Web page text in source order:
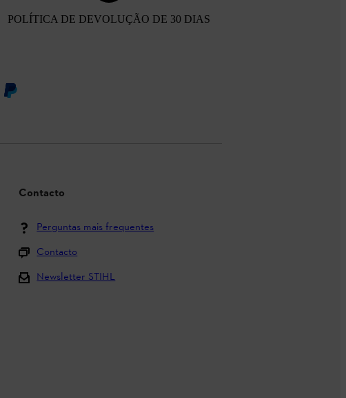
POLÍTICA DE DEVOLUÇÃO DE 30 DIAS
Contacto
Perguntas mais frequentes
Contacto
Newsletter STIHL